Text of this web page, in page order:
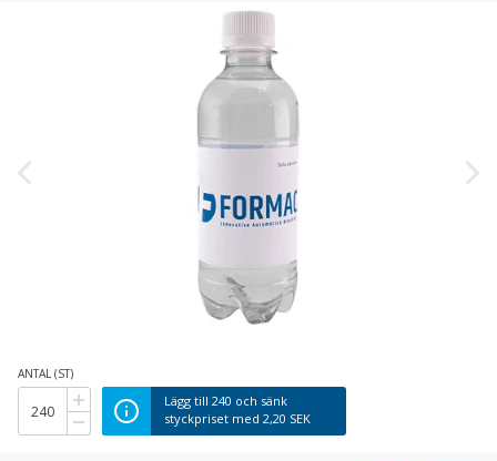
ANTAL (ST)
Lägg till 240 och sänk
styckpriset med 2,20 SEK